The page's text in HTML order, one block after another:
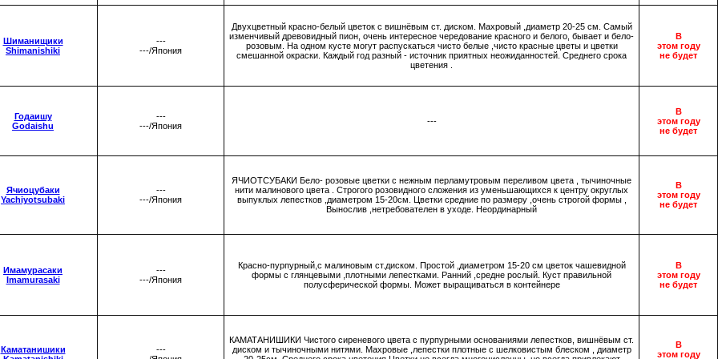
Шиманищики
Shimanishiki
---
---/Япония
Двухцветный красно-белый цветок с вишнёвым ст. диском. Махровый ,диаметр 20-25 см. Самый
изменчивый древовидный пион, очень интересное чередование красного и белого, бывает и бело-
розовым. На одном кусте могут распускаться чисто белые ,чисто красные цветы и цветки
смешанной окраски. Каждый год разный - источник приятных неожиданностей. Среднего срока
цветения .
В
этом году
не будет
Годаишу
Godaishu
---
---/Япония
---
В
этом году
не будет
Ячиоцубаки
Yachiyotsubaki
---
---/Япония
ЯЧИОТСУБАКИ Бело- розовые цветки с нежным перламутровым переливом цвета , тычиночные
нити малинового цвета . Строгого розовидного сложения из уменьшающихся к центру округлых
выпуклых лепестков ,диаметром 15-20см. Цветки средние по размеру ,очень строгой формы ,
Вынослив ,нетребователен в уходе. Неординарный
В
этом году
не будет
Имамурасаки
Imamurasaki
---
---/Япония
Красно-пурпурный,с малиновым ст.диском. Простой ,диаметром 15-20 см цветок чашевидной
формы с глянцевыми ,плотными лепестками. Ранний ,средне рослый. Куст правильной
полусферической формы. Может выращиваться в контейнере
В
этом году
не будет
Каматанишики
---
КАМАТАНИШИКИ Чистого сиреневого цвета с пурпурными основаниями лепестков, вишнёвым ст.
диском и тычиночными нитями. Махровые ,лепестки плотные с шелковистым блеском , диаметр
В
этом году